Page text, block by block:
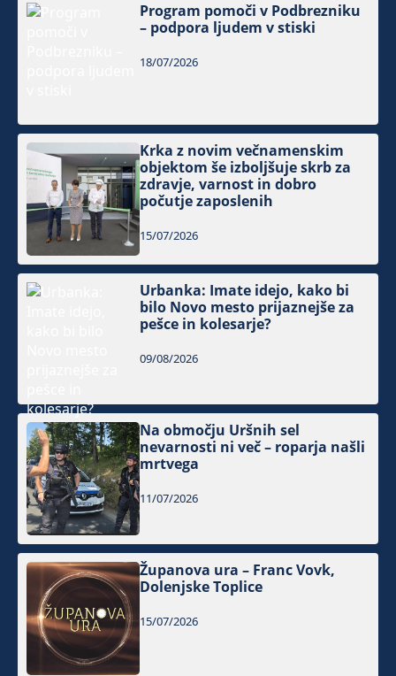
Program pomoči v Podbrezniku
– podpora ljudem v stiski
18/07/2026
Krka z novim večnamenskim
objektom še izboljšuje skrb za
zdravje, varnost in dobro
počutje zaposlenih
15/07/2026
Urbanka: Imate idejo, kako bi
bilo Novo mesto prijaznejše za
pešce in kolesarje?
09/08/2026
Na območju Uršnih sel
nevarnosti ni več – roparja našli
mrtvega
11/07/2026
Županova ura – Franc Vovk,
Dolenjske Toplice
15/07/2026